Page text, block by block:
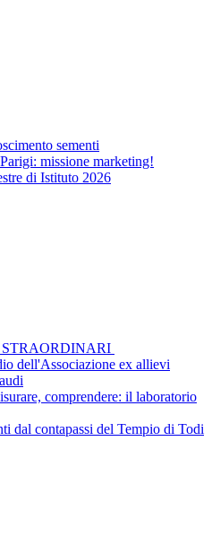
sementi
missione marketing!
di Istituto 2026
dell'Associazione ex allievi
comprendere: il laboratorio
dal contapassi del Tempio di Todi